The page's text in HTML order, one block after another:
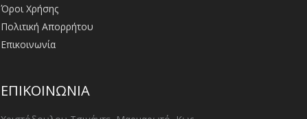
Όροι Χρήσης
Πολιτική Απορρήτου
Επικοινωνία
ΕΠΙΚΟΙΝΩΝΙΑ